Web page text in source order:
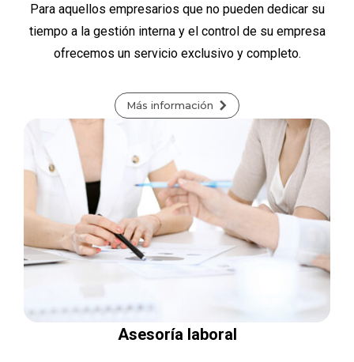
Para aquellos empresarios que no pueden dedicar su
tiempo a la gestión interna y el control de su empresa
ofrecemos un servicio exclusivo y completo.
Más información
Asesoría laboral